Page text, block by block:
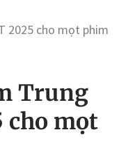
2025 cho mọt phim
Trung
cho mọt